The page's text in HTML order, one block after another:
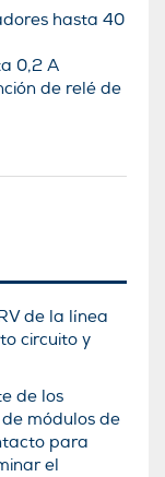
hasta 40
0,2 A
de relé de
de la lí­nea
circuito y
de los
módulos de
para
el